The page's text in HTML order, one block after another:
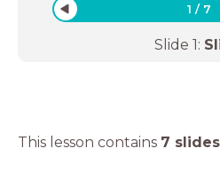
1 / 7
Slide 1:
This lesson contains 7 slides